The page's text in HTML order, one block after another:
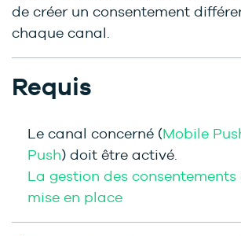
de créer un consentement
chaque canal.
Requis
Le canal concerné (Mobile
Push) doit être activé.
La gestion des
mise en place